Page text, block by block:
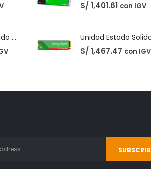
Unidad Estado Solido WD Green SN3000 NVMe 1TB
S/ 1,401.61 con IGV
S/ 1,467.47 con IGV